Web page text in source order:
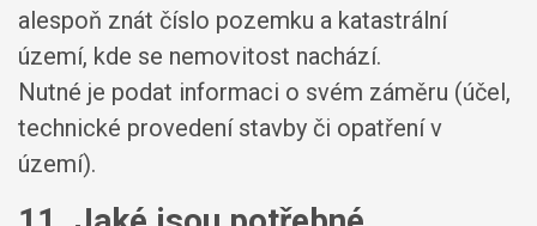
alespoň znát číslo pozemku a katastrální
území, kde se nemovitost nachází.
Nutné je podat informaci o svém záměru (účel,
technické provedení stavby či opatření v
území).